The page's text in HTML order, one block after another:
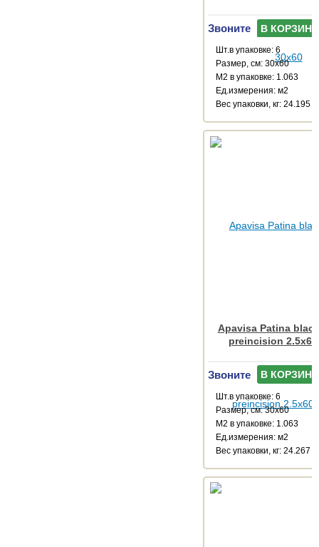
Звоните В КОРЗИНУ
Шт.в упаковке: 6
Размер, см: 30x60
М2 в упаковке: 1.063
Ед.измерения: м2
Веc упаковки, кг: 24.195
Apavisa Patina
preincision 2.5x60
Звоните В КОРЗИНУ
Шт.в упаковке: 6
Размер, см: 30x60
М2 в упаковке: 1.063
Ед.измерения: м2
Веc упаковки, кг: 24.267